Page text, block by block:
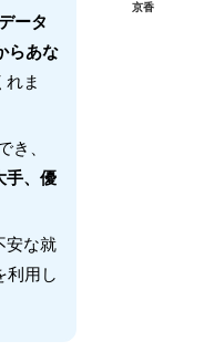
ータ
らあな
れま
き、
手、優
安な就
利用し
京香